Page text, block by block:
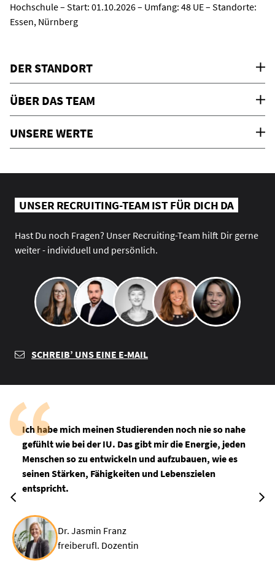
Hochschule – Start: 01.10.2026 – Umfang: 48 UE – Standorte:
Essen, Nürnberg
UNSER RECRUITING-TEAM IST FÜR DICH DA
Hast Du noch Fragen? Unser Recruiting-Team hilft Dir gerne
weiter - individuell und persönlich.
SCHREIB’ UNS EINE E-MAIL
Ich habe mich meinen Studierenden noch nie so nahe
gefühlt wie bei der IU. Das gibt mir die Energie, jeden
Menschen so zu entwickeln und aufzubauen, wie es
seinen Stärken, Fähigkeiten und Lebenszielen
entspricht.
Dr. Jasmin Franz
freiberufl. Dozentin
DER STANDORT
ÜBER DAS TEAM
UNSERE WERTE